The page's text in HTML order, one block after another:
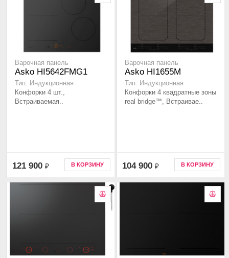
Варочная панель
Asko HI5642FMG1
Тип: Индукционная
Конфорки 4 шт.,
Встраиваемая..
121 900 ₽ В КОРЗИНУ
Варочная панель
Asko HI1655M
Тип: Индукционная
Конфорки 4 квадратные зоны
real bridge™, Встраивае..
104 900 ₽ В КОРЗИНУ